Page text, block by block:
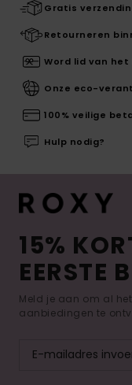
Gratis
Retourneren
Word lid van
Onze eco-
100% veilige
Hulp nodig?
15%
EERSTE
Meld je aan om al
aanbiedingen te